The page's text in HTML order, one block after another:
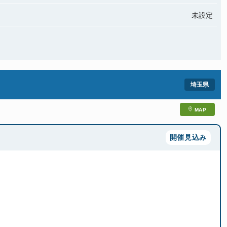
未設定
MAP
開催見込み